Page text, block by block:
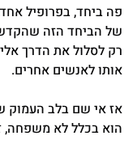
פה ביחד, בפרופיל
של הביחד הזה
רק לסלול את הדרך
אותו לאנשים אחרים.
אז אי שם בלב העמוק
הוא בכלל לא משפחה,